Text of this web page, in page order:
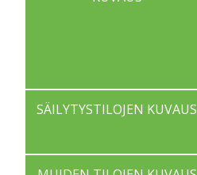
SÄILYTYSTILOJEN KUVAUS